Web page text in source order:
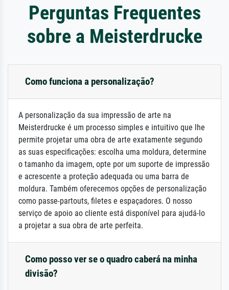
Perguntas Frequentes
sobre a Meisterdrucke
Como funciona a personalização?
A personalização da sua impressão de arte na
Meisterdrucke é um processo simples e intuitivo que lhe
permite projetar uma obra de arte exatamente segundo
as suas especificações: escolha uma moldura, determine
o tamanho da imagem, opte por um suporte de impressão
e acrescente a proteção adequada ou uma barra de
moldura. Também oferecemos opções de personalização
como passe-partouts, filetes e espaçadores. O nosso
serviço de apoio ao cliente está disponível para ajudá-lo
a projetar a sua obra de arte perfeita.
Como posso ver se o quadro caberá na minha
divisão?